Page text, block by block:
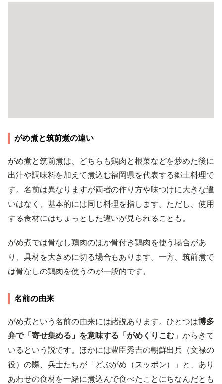
がめ煮と筑前煮の違い
がめ煮と筑前煮は、どちらも鶏肉と根菜などを炒めた後に
出汁や調味料を加えて煮込む福岡県を代表する郷土料理で
す。名前は異なりますが両者の作り方や味つけに大きな違
いはなく、基本的には同じ料理を指します。ただし、使用
する食材にはちょっとした違いが見られることも。
がめ煮では骨なし鶏肉のほか骨付き鶏肉を使う場合があ
り、具材を大きめに切る場合もあります。一方、筑前煮で
は骨なしの鶏肉を使うのが一般的です。
名前の由来
がめ煮という名前の由来には諸説あります。ひとつは博多
弁で「寄せ集める」を意味する「がめくりこむ 」からきて
いるという説です。ほかには豊臣秀吉の朝鮮出兵（文禄の
役）の際、兵士たちが「どぶがめ（スッポン）」と、あり
あわせの食材を一緒に煮込んで食べたことにちなんだとも